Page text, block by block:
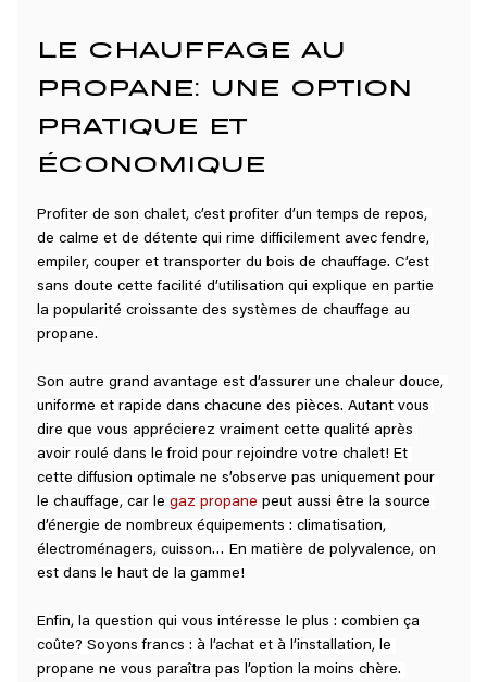
LE CHAUFFAGE AU
PROPANE: UNE OPTION
PRATIQUE ET
ÉCONOMIQUE
Profiter de son chalet, c’est profiter d’un temps de repos,
de calme et de détente qui rime difficilement avec fendre,
empiler, couper et transporter du bois de chauffage. C’est
sans doute cette facilité d’utilisation qui explique en partie
la popularité croissante des systèmes de chauffage au
propane.
Son autre grand avantage est d’assurer une chaleur douce,
uniforme et rapide dans chacune des pièces. Autant vous
dire que vous apprécierez vraiment cette qualité après
avoir roulé dans le froid pour rejoindre votre chalet! Et
cette diffusion optimale ne s’observe pas uniquement pour
le chauffage, car le gaz propane peut aussi être la source
d’énergie de nombreux équipements : climatisation,
électroménagers, cuisson… En matière de polyvalence, on
est dans le haut de la gamme!
Enfin, la question qui vous intéresse le plus : combien ça
coûte? Soyons francs : à l’achat et à l’installation, le
propane ne vous paraîtra pas l’option la moins chère.